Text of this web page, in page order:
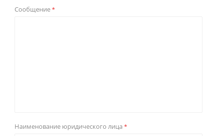
Сообщение*
Наименование юридического лица *